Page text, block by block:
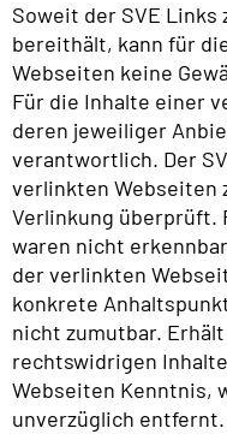
Soweit der SVE
bereithält, kann für
Webseiten keine
Für die Inhalte einer
deren jeweiliger
verantwortlich. Der
verlinkten Webseiten
Verlinkung überprüft.
waren nicht
der verlinkten
konkrete
nicht zumutbar. Erhält
rechtswidrigen
Webseiten Kenntnis,
unverzüglich entfernt.